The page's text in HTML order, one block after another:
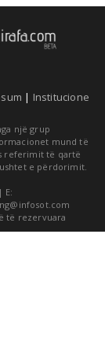
| Institucione
një grup
mund të
referimit të qartë
e përdorimit.
E:
të rezervuara